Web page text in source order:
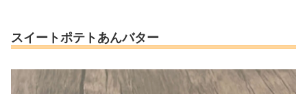
スイートポテトあんバター